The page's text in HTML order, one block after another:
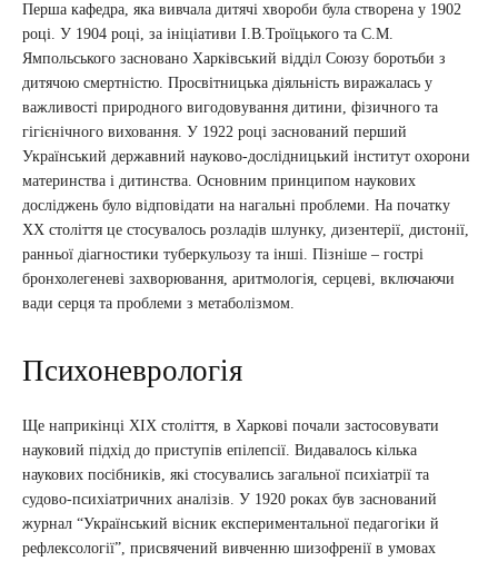
Перша кафедра, яка вивчала дитячі хвороби була створена у 1902
році. У 1904 році, за ініціативи І.В.Троїцького та С.М.
Ямпольського засновано Харківський відділ Союзу боротьби з
дитячою смертністю. Просвітницька діяльність виражалась у
важливості природного вигодовування дитини, фізичного та
гігієнічного виховання. У 1922 році заснований перший
Український державний науково-дослідницький інститут охорони
материнства і дитинства. Основним принципом наукових
досліджень було відповідати на нагальні проблеми. На початку
XX століття це стосувалось розладів шлунку, дизентерії, дистонії,
ранньої діагностики туберкульозу та інші. Пізніше – гострі
бронхолегеневі захворювання, аритмологія, серцеві, включаючи
вади серця та проблеми з метаболізмом.
Психоневрологія
Ще наприкінці ХІХ століття, в Харкові почали застосовувати
науковий підхід до приступів епілепсії. Видавалось кілька
наукових посібників, які стосувались загальної психіатрії та
судово-психіатричних аналізів. У 1920 роках був заснований
журнал “Український вісник експериментальної педагогіки й
рефлексології”, присвячений вивченню шизофренії в умовах